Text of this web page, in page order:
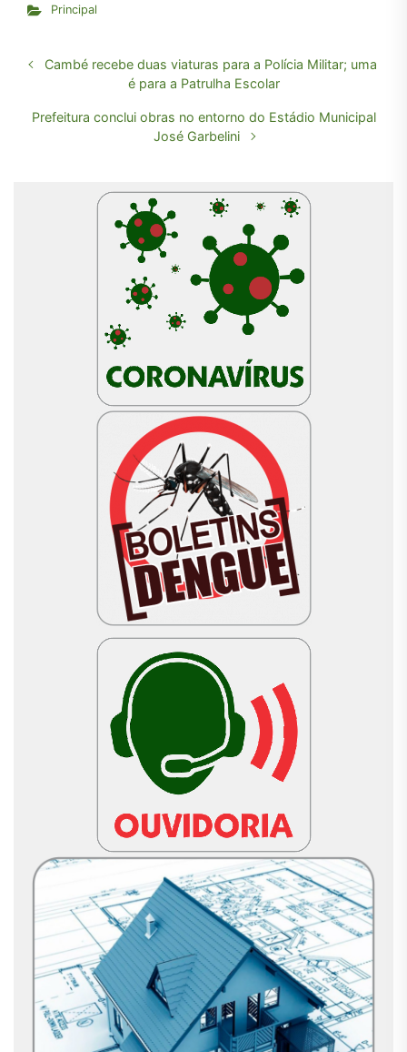
Principal
Cambé recebe duas viaturas para a Polícia Militar; uma
é para a Patrulha Escolar
Prefeitura conclui obras no entorno do Estádio Municipal
José Garbelini